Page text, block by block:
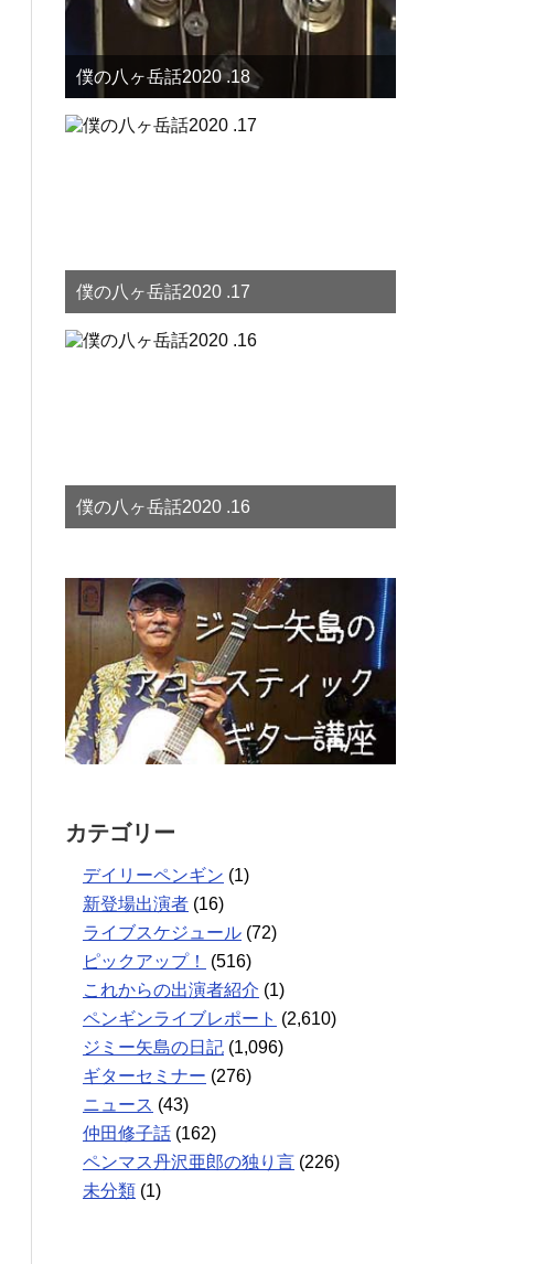
僕の八ヶ岳話2020 .18
僕の八ヶ岳話2020 .17
僕の八ヶ岳話2020 .16
カテゴリー
デイリーペンギン (1)
新登場出演者 (16)
ライブスケジュール (72)
ピックアップ！
(516)
これからの出演者紹介 (1)
ペンギンライブレポート (2,610)
ジミー矢島の日記 (1,096)
ギターセミナー (276)
ニュース (43)
仲田修子話 (162)
ペンマス丹沢亜郎の独り言 (226)
未分類 (1)